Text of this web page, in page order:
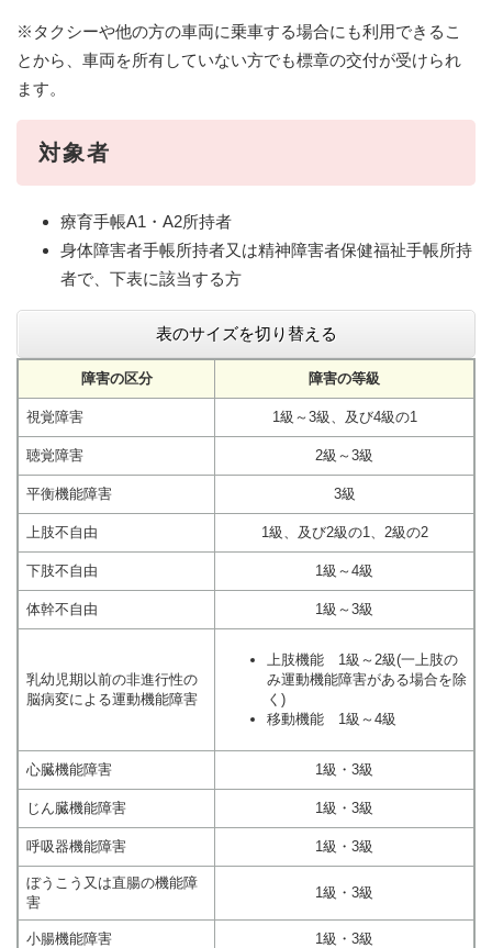
※タクシーや他の方の車両に乗車する場合にも利用できるこ
とから、車両を所有していない方でも標章の交付が受けられ
ます。
対象者
療育手帳A1・A2所持者
身体障害者手帳所持者又は精神障害者保健福祉手帳所持
者で、下表に該当する方
表のサイズを切り替える
障害の区分 障害の等級
視覚障害 1級～3級、及び4級の1
聴覚障害 2級～3級
平衡機能障害 3級
上肢不自由 1級、及び2級の1、2級の2
下肢不自由 1級～4級
体幹不自由 1級～3級
乳幼児期以前の非進行性の
脳病変による運動機能障害
上肢機能 1級～2級(一上肢の
み運動機能障害がある場合を除
く)
移動機能 1級～4級
心臓機能障害 1級・3級
じん臓機能障害 1級・3級
呼吸器機能障害 1級・3級
ぼうこう又は直腸の機能障
害
1級・3級
小腸機能障害 1級・3級